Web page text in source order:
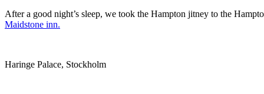
After a good night’s sleep, we took the Hampton jitney to the
Maidstone inn.
Haringe Palace, Stockholm